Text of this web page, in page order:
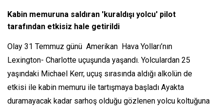
Kabin memuruna saldıran 'kuraldışı yolcu' pilot
tarafından etkisiz hale getirildi
Olay 31 Temmuz günü Amerikan Hava Yolları’nın
Lexington- Charlotte uçuşunda yaşandı. Yolculardan 25
yaşındaki Michael Kerr, uçuş sırasında aldığı alkolün de
etkisi ile kabin memuru ile tartışmaya başladı Ayakta
duramayacak kadar sarhoş olduğu gözlenen yolcu koltuğuna